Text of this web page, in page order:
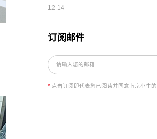
12-14
订阅邮件
* 点击订阅即代表您已阅读并同意南京小牛的